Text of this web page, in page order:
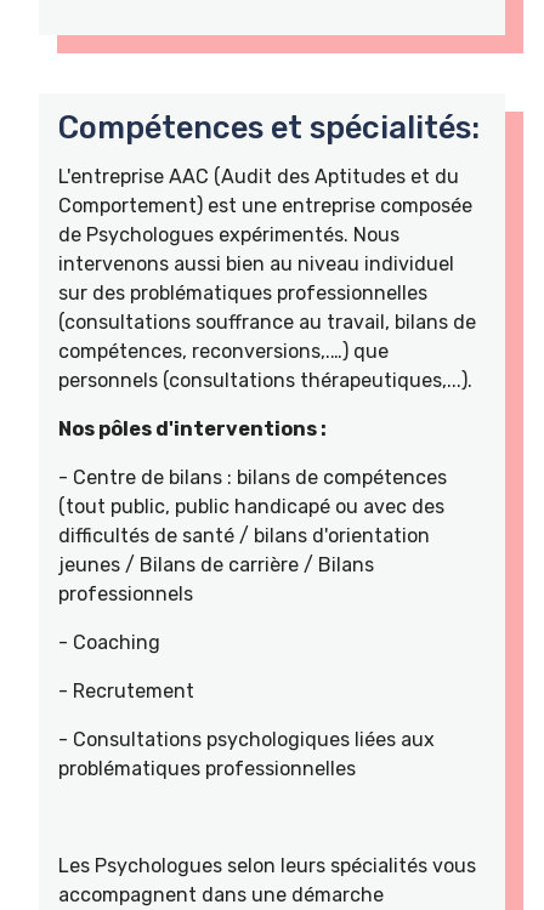
Compétences et spécialités:
L'entreprise AAC (Audit des Aptitudes et du
Comportement) est une entreprise composée
de Psychologues expérimentés. Nous
intervenons aussi bien au niveau individuel
sur des problématiques professionnelles
(consultations souffrance au travail, bilans de
compétences, reconversions,.…) que
personnels (consultations thérapeutiques,...).
Nos pôles d'interventions :
- Centre de bilans : bilans de compétences
(tout public, public handicapé ou avec des
difficultés de santé / bilans d'orientation
jeunes / Bilans de carrière / Bilans
professionnels
- Coaching
- Recrutement
- Consultations psychologiques liées aux
problématiques professionnelles
Les Psychologues selon leurs spécialités vous
accompagnent dans une démarche